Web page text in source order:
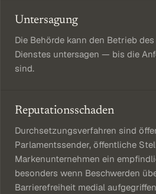
Untersagung
Die Behörde kann den Betrieb
Dienstes untersagen — bis die
sind.
Reputationsschaden
Durchsetzungsverfahren sind
Parlamentssender, öffentliche
Markenunternehmen ein
besonders wenn Beschwerden
Barrierefreiheit medial